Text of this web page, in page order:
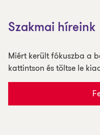
Szakmai híreink
Miért került fókuszba a
kattintson és töltse le